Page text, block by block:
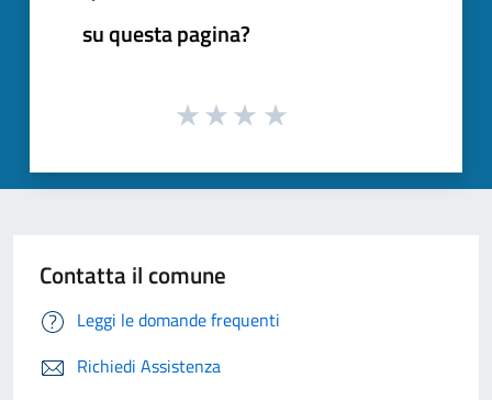
su questa pagina?
Contatta il comune
Leggi le domande frequenti
Richiedi Assistenza